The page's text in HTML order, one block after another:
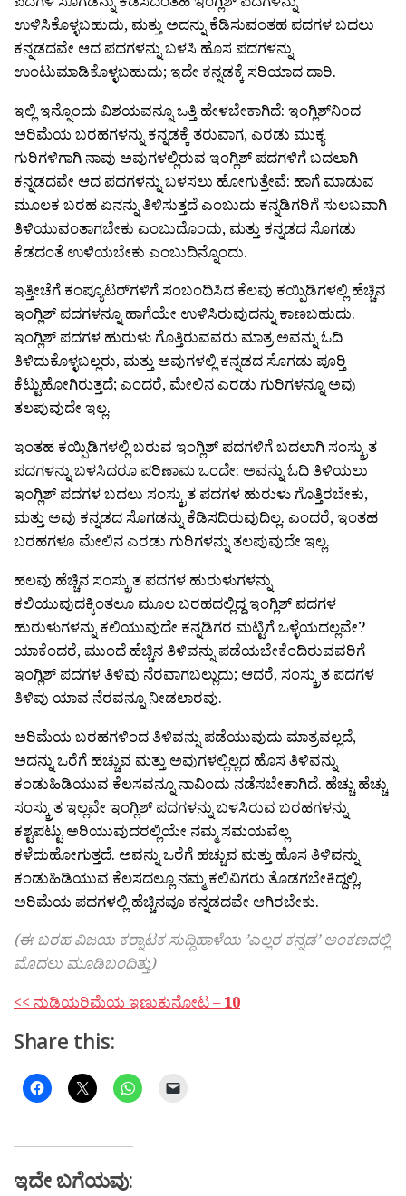
ಉಳಿಸಿಕೊಳ್ಳಬಹುದು, ಮತ್ತು ಅದನ್ನು ಕೆಡಿಸುವಂತಹ ಪದಗಳ ಬದಲು
ಕನ್ನಡದವೇ ಆದ ಪದಗಳನ್ನು ಬಳಸಿ ಹೊಸ ಪದಗಳನ್ನು
ಉಂಟುಮಾಡಿಕೊಳ್ಳಬಹುದು; ಇದೇ ಕನ್ನಡಕ್ಕೆ ಸರಿಯಾದ ದಾರಿ.
ಇಲ್ಲಿ ಇನ್ನೊಂದು ವಿಶಯವನ್ನೂ ಒತ್ತಿ ಹೇಳಬೇಕಾಗಿದೆ: ಇಂಗ್ಲಿಶ್‌ನಿಂದ
ಅರಿಮೆಯ ಬರಹಗಳನ್ನು ಕನ್ನಡಕ್ಕೆ ತರುವಾಗ, ಎರಡು ಮುಕ್ಯ
ಗುರಿಗಳಿಗಾಗಿ ನಾವು ಅವುಗಳಲ್ಲಿರುವ ಇಂಗ್ಲಿಶ್ ಪದಗಳಿಗೆ ಬದಲಾಗಿ
ಕನ್ನಡದವೇ ಆದ ಪದಗಳನ್ನು ಬಳಸಲು ಹೋಗುತ್ತೇವೆ: ಹಾಗೆ ಮಾಡುವ
ಮೂಲಕ ಬರಹ ಏನನ್ನು ತಿಳಿಸುತ್ತದೆ ಎಂಬುದು ಕನ್ನಡಿಗರಿಗೆ ಸುಲಬವಾಗಿ
ತಿಳಿಯುವಂತಾಗಬೇಕು ಎಂಬುದೊಂದು, ಮತ್ತು ಕನ್ನಡದ ಸೊಗಡು
ಕೆಡದಂತೆ ಉಳಿಯಬೇಕು ಎಂಬುದಿನ್ನೊಂದು.
ಇತ್ತೀಚೆಗೆ ಕಂಪ್ಯೂಟರ್‌ಗಳಿಗೆ ಸಂಬಂದಿಸಿದ ಕೆಲವು ಕಯ್ಪಿಡಿಗಳಲ್ಲಿ ಹೆಚ್ಚಿನ
ಇಂಗ್ಲಿಶ್ ಪದಗಳನ್ನೂ ಹಾಗೆಯೇ ಉಳಿಸಿರುವುದನ್ನು ಕಾಣಬಹುದು.
ಇಂಗ್ಲಿಶ್ ಪದಗಳ ಹುರುಳು ಗೊತ್ತಿರುವವರು ಮಾತ್ರ ಅವನ್ನು ಓದಿ
ತಿಳಿದುಕೊಳ್ಳಬಲ್ಲರು, ಮತ್ತು ಅವುಗಳಲ್ಲಿ ಕನ್ನಡದ ಸೊಗಡು ಪೂರ‍್ತಿ
ಕೆಟ್ಟುಹೋಗಿರುತ್ತದೆ; ಎಂದರೆ, ಮೇಲಿನ ಎರಡು ಗುರಿಗಳನ್ನೂ ಅವು
ತಲಪುವುದೇ ಇಲ್ಲ.
ಇಂತಹ ಕಯ್ಪಿಡಿಗಳಲ್ಲಿ ಬರುವ ಇಂಗ್ಲಿಶ್ ಪದಗಳಿಗೆ ಬದಲಾಗಿ ಸಂಸ್ಕ್ರುತ
ಪದಗಳನ್ನು ಬಳಸಿದರೂ ಪರಿಣಾಮ ಒಂದೇ: ಅವನ್ನು ಓದಿ ತಿಳಿಯಲು
ಇಂಗ್ಲಿಶ್ ಪದಗಳ ಬದಲು ಸಂಸ್ಕ್ರುತ ಪದಗಳ ಹುರುಳು ಗೊತ್ತಿರಬೇಕು,
ಮತ್ತು ಅವು ಕನ್ನಡದ ಸೊಗಡನ್ನು ಕೆಡಿಸದಿರುವುದಿಲ್ಲ. ಎಂದರೆ, ಇಂತಹ
ಬರಹಗಳೂ ಮೇಲಿನ ಎರಡು ಗುರಿಗಳನ್ನು ತಲಪುವುದೇ ಇಲ್ಲ.
ಹಲವು ಹೆಚ್ಚಿನ ಸಂಸ್ಕ್ರುತ ಪದಗಳ ಹುರುಳುಗಳನ್ನು
ಕಲಿಯುವುದಕ್ಕಿಂತಲೂ ಮೂಲ ಬರಹದಲ್ಲಿದ್ದ ಇಂಗ್ಲಿಶ್ ಪದಗಳ
ಹುರುಳುಗಳನ್ನು ಕಲಿಯುವುದೇ ಕನ್ನಡಿಗರ ಮಟ್ಟಿಗೆ ಒಳ್ಳೆಯದಲ್ಲವೇ?
ಯಾಕೆಂದರೆ, ಮುಂದೆ ಹೆಚ್ಚಿನ ತಿಳಿವನ್ನು ಪಡೆಯಬೇಕೆಂದಿರುವವರಿಗೆ
ಇಂಗ್ಲಿಶ್ ಪದಗಳ ತಿಳಿವು ನೆರವಾಗಬಲ್ಲುದು; ಆದರೆ, ಸಂಸ್ಕ್ರುತ ಪದಗಳ
ತಿಳಿವು ಯಾವ ನೆರವನ್ನೂ ನೀಡಲಾರವು.
ಅರಿಮೆಯ ಬರಹಗಳಿಂದ ತಿಳಿವನ್ನು ಪಡೆಯುವುದು ಮಾತ್ರವಲ್ಲದೆ,
ಅದನ್ನು ಒರೆಗೆ ಹಚ್ಚುವ ಮತ್ತು ಅವುಗಳಲ್ಲಿಲ್ಲದ ಹೊಸ ತಿಳಿವನ್ನು
ಕಂಡುಹಿಡಿಯುವ ಕೆಲಸವನ್ನೂ ನಾವಿಂದು ನಡೆಸಬೇಕಾಗಿದೆ. ಹೆಚ್ಚು ಹೆಚ್ಚು
ಸಂಸ್ಕ್ರುತ ಇಲ್ಲವೇ ಇಂಗ್ಲಿಶ್ ಪದಗಳನ್ನು ಬಳಸಿರುವ ಬರಹಗಳನ್ನು
ಕಶ್ಟಪಟ್ಟು ಅರಿಯುವುದರಲ್ಲಿಯೇ ನಮ್ಮ ಸಮಯವೆಲ್ಲ
ಕಳೆದುಹೋಗುತ್ತದೆ. ಅವನ್ನು ಒರೆಗೆ ಹಚ್ಚುವ ಮತ್ತು ಹೊಸ ತಿಳಿವನ್ನು
ಕಂಡುಹಿಡಿಯುವ ಕೆಲಸದಲ್ಲೂ ನಮ್ಮ ಕಲಿವಿಗರು ತೊಡಗಬೇಕಿದ್ದಲ್ಲಿ,
ಅರಿಮೆಯ ಪದಗಳಲ್ಲಿ ಹೆಚ್ಚಿನವೂ ಕನ್ನಡದವೇ ಆಗಿರಬೇಕು.
(ಈ ಬರಹ ವಿಜಯ ಕರ‍್ನಾಟಕ ಸುದ್ದಿಹಾಳೆಯ ’ಎಲ್ಲರ ಕನ್ನಡ’ ಅಂಕಣದಲ್ಲಿ
ಮೊದಲು ಮೂಡಿಬಂದಿತ್ತು)
<< ನುಡಿಯರಿಮೆಯ ಇಣುಕುನೋಟ –10
Share this:
ಇದೇ ಬಗೆಯವು: